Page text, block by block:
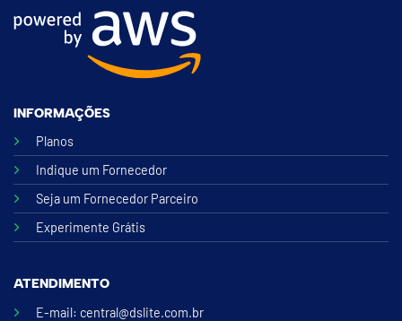
INFORMAÇÕES
Planos
Indique um Fornecedor
Seja um Fornecedor Parceiro
Experimente Grátis
ATENDIMENTO
E-mail: central@dslite.com.br